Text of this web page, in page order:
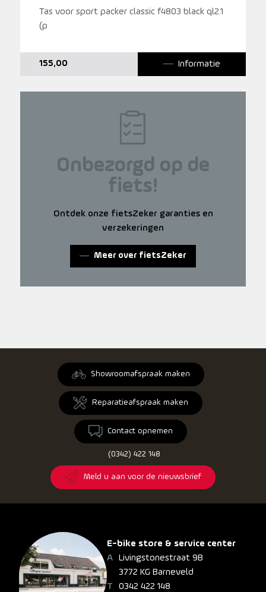
Tas voor sport packer classic f4803 black ql2.1
(p
155,00 Informatie
Onbezorgd op de
fiets!
Ontdek onze fietsZeker garanties en
verzekeringen
Meer over fietsZeker
Showroomafspraak maken
Reparatieafspraak maken
Contact opnemen
(0342) 422 148
Meld u aan voor de nieuwsbrief
E-bike store & service center
Livingstonestraat 9B
3772 KG Barneveld
0342 422 148